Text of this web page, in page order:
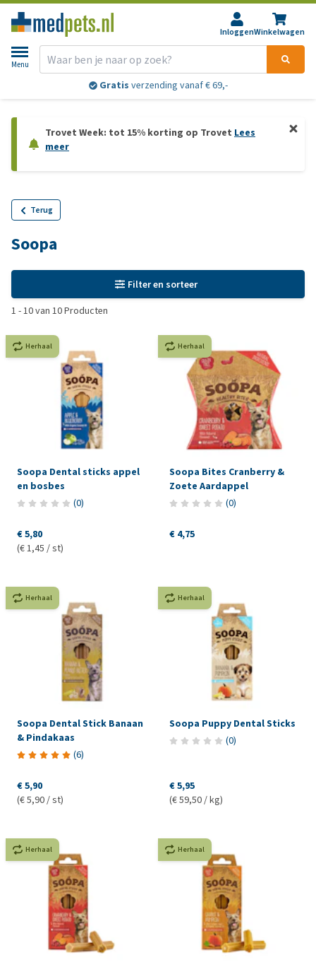
InloggenWinkelwagen
Menu
Gratis verzending vanaf € 69,-
Trovet Week: tot 15% korting op Trovet Lees
meer
Terug
Soopa
Filter en sorteer
1 -10van 10Producten
Herhaal
Soopa Dental sticks appel
en bosbes
(0)
€ 5,80
(€ 1,45 / st)
Herhaal
Soopa Bites Cranberry &
Zoete Aardappel
(0)
€ 4,75
Herhaal
Soopa Dental Stick Banaan
& Pindakaas
(6)
€ 5,90
(€ 5,90 / st)
Herhaal
Soopa Puppy Dental Sticks
(0)
€ 5,95
(€ 59,50 / kg)
Herhaal Herhaal